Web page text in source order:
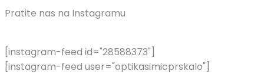
Pratite nas na Instagramu
[instagram-feed id="28588373"]
[instagram-feed user="optikasimicprskalo"]